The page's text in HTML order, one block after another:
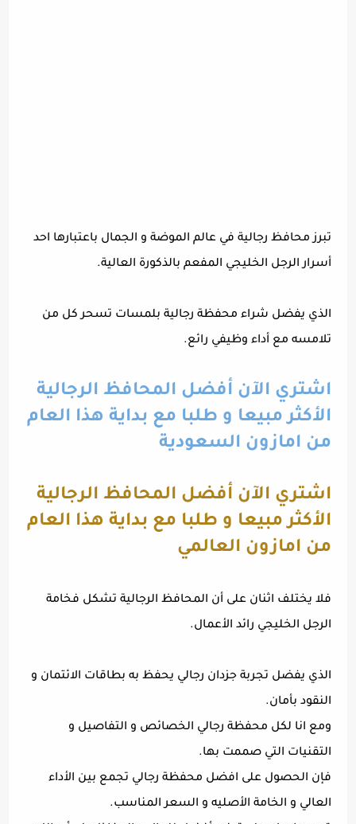
تبرز محافظ رجالية في عالم الموضة و الجمال باعتبارها احد
أسرار الرجل الخليجي المفعم بالذكورة العالية.
الذي يفضل شراء محفظة رجالية بلمسات تسحر كل من
تلامسه مع أداء وظيفي رائع.
اشتري الآن أفضل المحافظ الرجالية
الأكثر مبيعا و طلبا مع بداية هذا العام
من امازون السعودية
اشتري الآن أفضل المحافظ الرجالية
الأكثر مبيعا و طلبا مع بداية هذا العام
من امازون العالمي
فلا يختلف اثنان على أن المحافظ الرجالية تشكل فخامة
الرجل الخليجي رائد الأعمال.
الذي يفضل تجربة جزدان رجالي يحفظ به بطاقات الائتمان و
النقود بأمان.
ومع انا لكل محفظة رجالي الخصائص و التفاصيل و
التقنيات التي صممت بها.
فإن الحصول على افضل محفظة رجالي تجمع بين الأداء
العالي و الخامة الأصليه و السعر المناسب.